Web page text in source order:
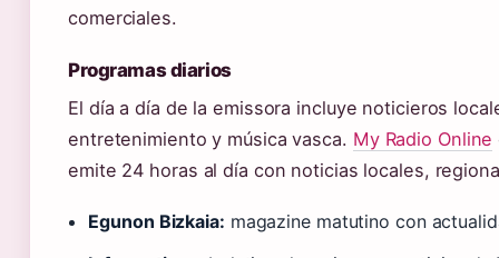
comerciales.
Programas diarios
El día a día de la emissora incluye noticieros
entretenimiento y música vasca. My Radio Online
emite 24 horas al día con noticias locales,
Egunon Bizkaia: magazine matutino con